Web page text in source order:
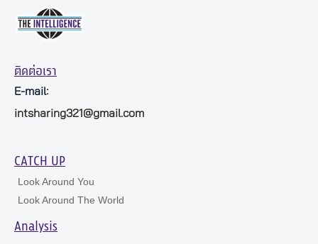
ติดต่อเรา
E-mail:
intsharing321@gmail.com
CATCH UP
Look Around You
Look Around The World
Analysis